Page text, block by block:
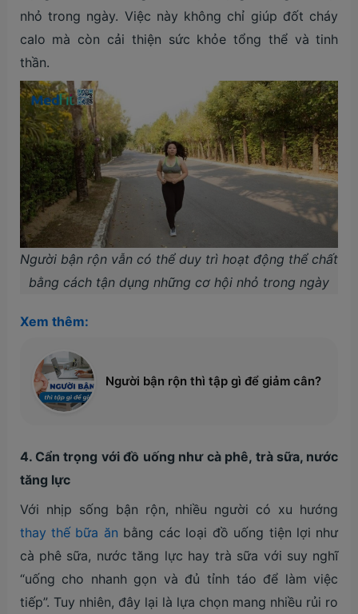
nhỏ trong ngày. Việc này không chỉ giúp đốt cháy
calo mà còn cải thiện sức khỏe tổng thể và tinh
thần.
Người bận rộn vẫn có thể duy trì hoạt động thể chất
bằng cách tận dụng những cơ hội nhỏ trong ngày
Xem thêm:
Người bận rộn thì tập gì để giảm cân?
4. Cẩn trọng với đồ uống như cà phê, trà sữa, nước
tăng lực
Với nhịp sống bận rộn, nhiều người có xu hướng
thay thế bữa ăn bằng các loại đồ uống tiện lợi như
cà phê sữa, nước tăng lực hay trà sữa với suy nghĩ
“uống cho nhanh gọn và đủ tỉnh táo để làm việc
tiếp”. Tuy nhiên, đây lại là lựa chọn mang nhiều rủi ro